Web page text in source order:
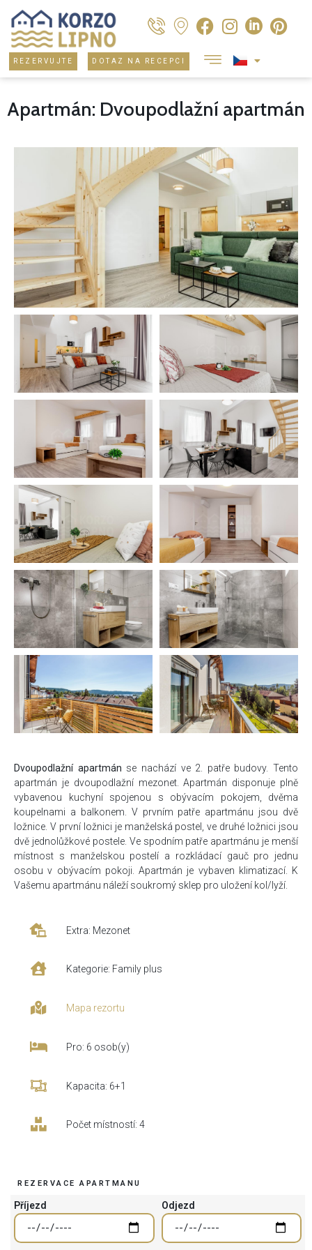
REZERVUJTE DOTAZ NA RECEPCI
Apartmán: Dvoupodlažní apartmán
Dvoupodlažní apartmán se nachází ve 2. patře budovy. Tento
apartmán je dvoupodlažní mezonet. Apartmán disponuje plně
vybavenou kuchyní spojenou s obývacím pokojem, dvěma
koupelnami a balkonem. V prvním patře apartmánu jsou dvě
ložnice. V první ložnici je manželská postel, ve druhé ložnici jsou
dvě jednolůžkové postele. Ve spodním patře apartmánu je menší
místnost s manželskou postelí a rozkládací gauč pro jednu
osobu v obývacím pokoji. Apartmán je vybaven klimatizací. K
Vašemu apartmánu náleží soukromý sklep pro uložení kol/lyží.
Extra: Mezonet
Kategorie: Family plus
Mapa rezortu
Pro: 6 osob(y)
Kapacita: 6+1
Počet místností: 4
REZERVACE APARTMANU
Příjezd Odjezd